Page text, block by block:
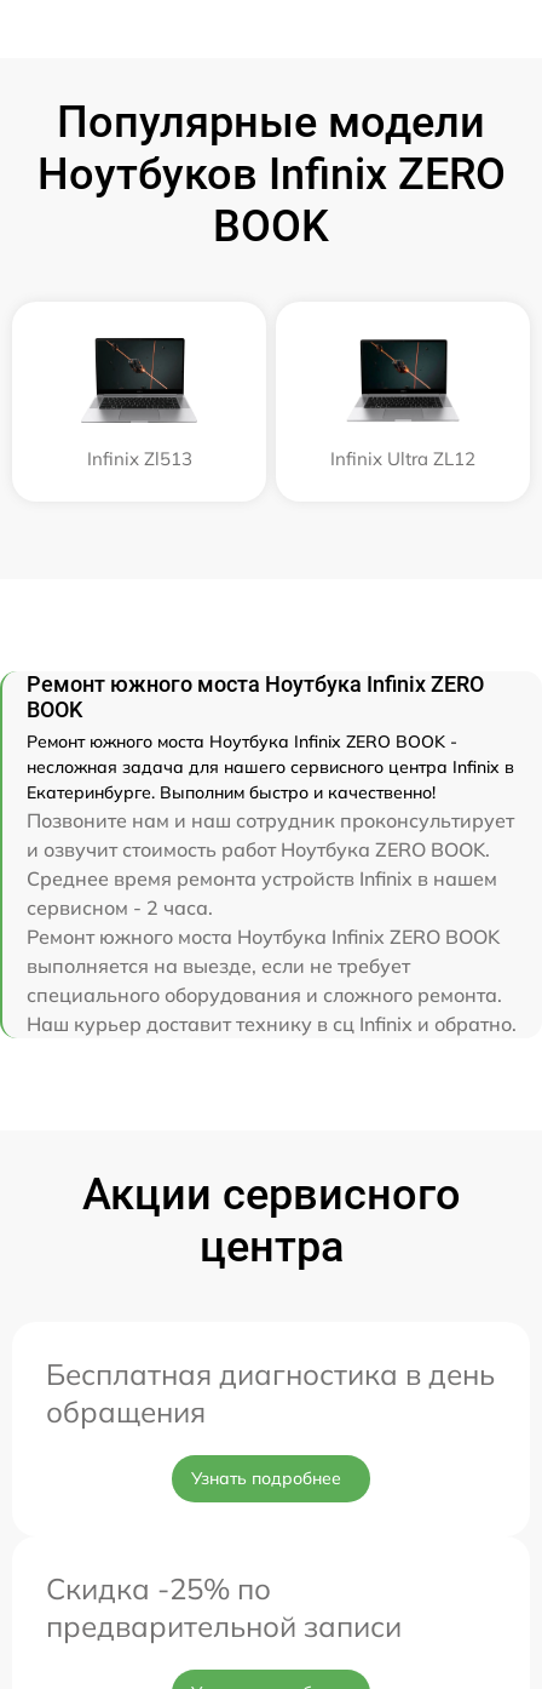
Популярные модели
Ноутбуков Infinix ZERO
BOOK
Infinix Zl513 Infinix Ultra ZL12
Ремонт южного моста Ноутбука Infinix ZERO
BOOK
Ремонт южного моста Ноутбука Infinix ZERO BOOK -
несложная задача для нашего сервисного центра Infinix в
Екатеринбурге. Выполним быстро и качественно!
Позвоните нам и наш сотрудник проконсультирует
и озвучит стоимость работ Ноутбука ZERO BOOK.
Среднее время ремонта устройств Infinix в нашем
сервисном - 2 часа.
Ремонт южного моста Ноутбука Infinix ZERO BOOK
выполняется на выезде, если не требует
специального оборудования и сложного ремонта.
Наш курьер доставит технику в сц Infinix и обратно.
Акции сервисного
центра
Бесплатная диагностика в день
обращения
Узнать подробнее
Скидка -25% по
предварительной записи